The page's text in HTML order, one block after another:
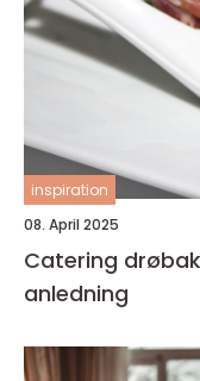
inspiration
08. April 2025
Catering
anledning